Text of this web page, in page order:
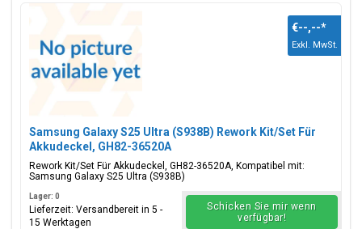
Samsung Galaxy S25 Ultra (S938B) Rework Kit/Set Für
Akkudeckel, GH82-36520A
Rework Kit/Set Für Akkudeckel, GH82-36520A, Kompatibel mit:
Samsung Galaxy S25 Ultra (S938B)
€--,--*
Exkl. MwSt.
Lager: 0
Lieferzeit: Versandbereit in 5 -
15 Werktagen
Schicken Sie mir wenn
verfügbar!